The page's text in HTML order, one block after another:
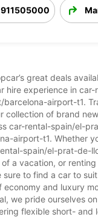
great deals
hire experience in
airport-t1.
collection of brand
car-rental-spain/el-
airport-t1. Whether
spain/el-prat-de-
a vacation, or
sure to find a car to
economy and luxury
we pride ourselves
flexible short- and